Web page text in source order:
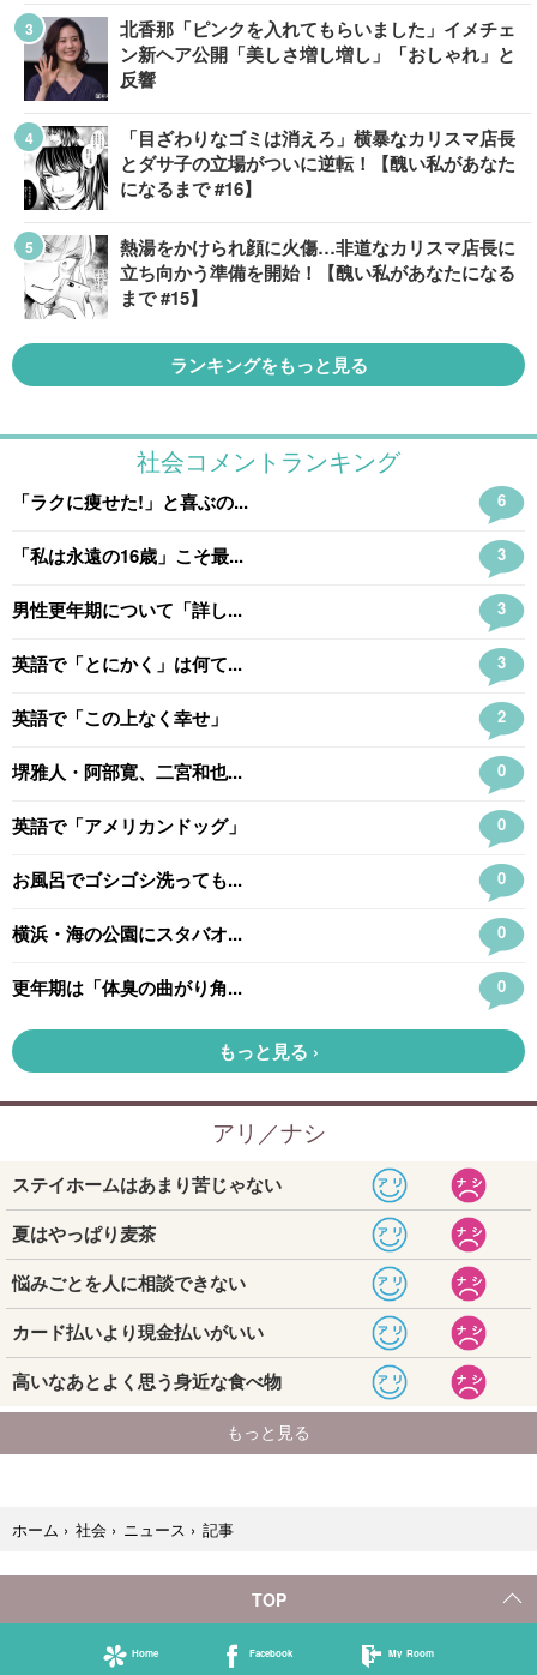
北香那「ピンクを入れてもらいました」イメチェ
ン新ヘア公開「美しさ増し増し」「おしゃれ」と
反響
「目ざわりなゴミは消えろ」横暴なカリスマ店長
とダサ子の立場がついに逆転！【醜い私があなた
になるまで #16】
熱湯をかけられ顔に火傷…非道なカリスマ店長に
立ち向かう準備を開始！【醜い私があなたになる
まで #15】
ランキングをもっと見る
ホーム › 社会 › ニュース › 記事
TOP
Home Facebook My Room